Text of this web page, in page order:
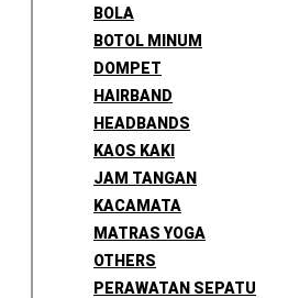
BOLA
BOTOL MINUM
DOMPET
HAIRBAND
HEADBANDS
KAOS KAKI
JAM TANGAN
KACAMATA
MATRAS YOGA
OTHERS
PERAWATAN SEPATU